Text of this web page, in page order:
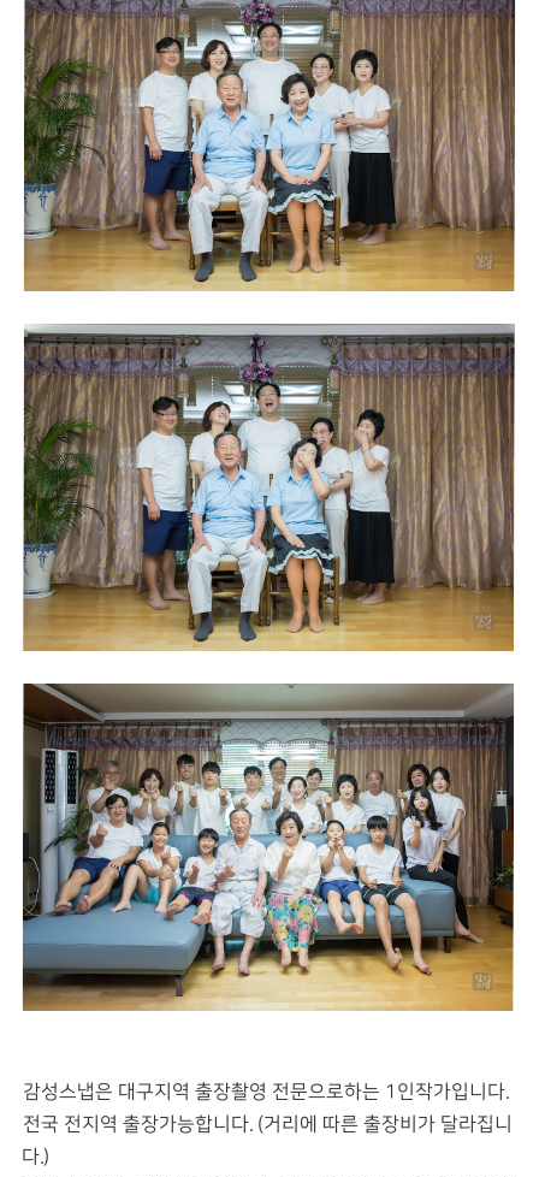
감성스냅은 대구지역 출장촬영 전문으로하는 1인작가입니다.
전국 전지역 출장가능합니다. (거리에 따른 출장비가 달라집니
다.)